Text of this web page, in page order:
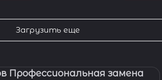
Загрузить еще
Профессиональная замена